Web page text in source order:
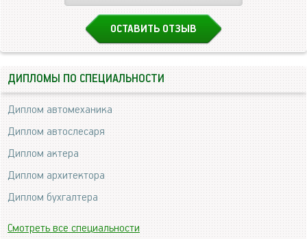
ОСТАВИТЬ ОТЗЫВ
ДИПЛОМЫ ПО СПЕЦИАЛЬНОСТИ
Диплом автомеханика
Диплом автослесаря
Диплом актера
Диплом архитектора
Диплом бухгалтера
Смотреть все специальности